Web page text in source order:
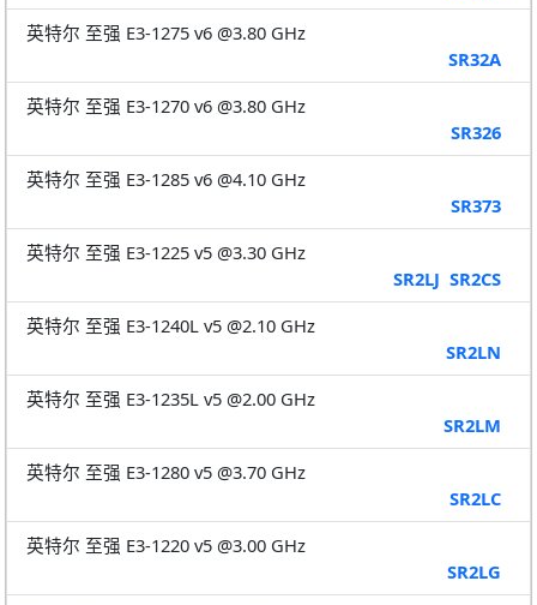
英特尔 至强 E3-1275 v6 @3.80 GHz
SR32A
英特尔 至强 E3-1270 v6 @3.80 GHz
SR326
英特尔 至强 E3-1285 v6 @4.10 GHz
SR373
英特尔 至强 E3-1225 v5 @3.30 GHz
SR2LJ SR2CS
英特尔 至强 E3-1240L v5 @2.10 GHz
SR2LN
英特尔 至强 E3-1235L v5 @2.00 GHz
SR2LM
英特尔 至强 E3-1280 v5 @3.70 GHz
SR2LC
英特尔 至强 E3-1220 v5 @3.00 GHz
SR2LG